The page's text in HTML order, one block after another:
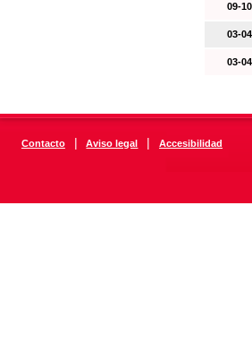
09-
03-
03-
Contacto | Aviso legal | Accesibilidad